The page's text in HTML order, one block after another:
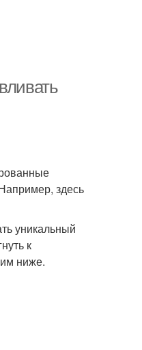
здесь
уникальный
к
ниже.